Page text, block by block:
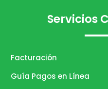
Servicios
Facturación
Guía Pagos en Línea